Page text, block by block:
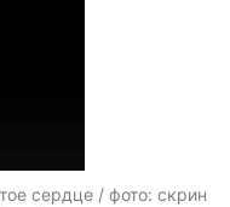
сердце / фото: скрин